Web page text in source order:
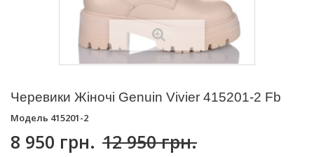
Черевики Жіночі Genuin Vivier 415201-2 Fb
Модель 415201-2
8 950 грн. 12 950 грн.